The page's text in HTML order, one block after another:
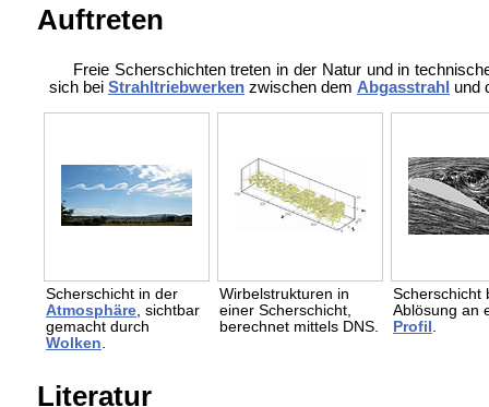
Auftreten
Freie Scherschichten treten in der Natur und in
sich bei Strahltriebwerkenzwischen dem Abgasstrahl und
Scherschicht in der
Atmosphäre, sichtbar
gemacht durch
Wolken.
Wirbelstrukturen in
einer Scherschicht,
berechnet mittels DNS.
Scherschicht
Ablösung an
Profil .
Literatur